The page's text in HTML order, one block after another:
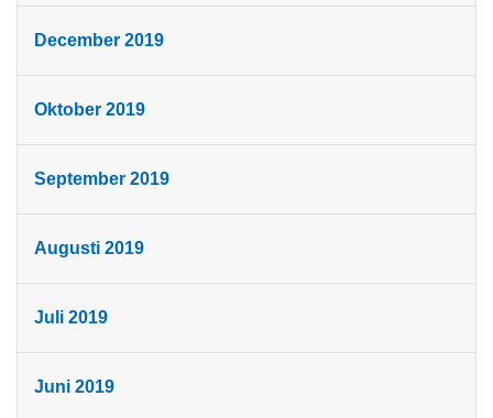
December 2019
Oktober 2019
September 2019
Augusti 2019
Juli 2019
Juni 2019